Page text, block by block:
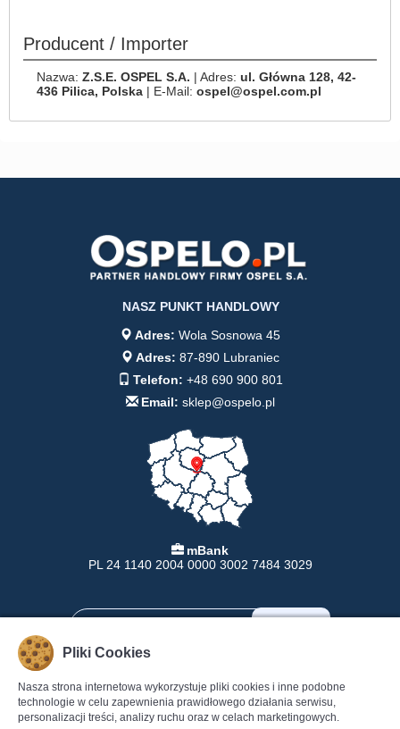
Producent / Importer
Nazwa: Z.S.E. OSPEL S.A. | Adres: ul. Główna 128, 42-
436 Pilica, Polska | E-Mail: ospel@ospel.com.pl
NASZ PUNKT HANDLOWY
Adres: Wola Sosnowa 45
Adres: 87-890 Lubraniec
Telefon: +48 690 900 801
Email: sklep@ospelo.pl
mBank
PL 24 1140 2004 0000 3002 7484 3029
INFORMACJE
Formy Płatności
POMOC
Pomoc
Pliki Cookies
Nasza strona internetowa wykorzystuje pliki cookies i inne podobne
technologie w celu zapewnienia prawidłowego działania serwisu,
personalizacji treści, analizy ruchu oraz w celach marketingowych.